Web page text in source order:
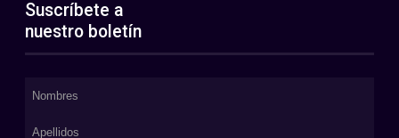
Suscríbete a
nuestro boletín